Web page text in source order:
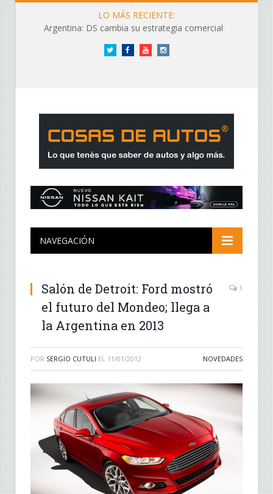
LO MÁS RECIENTE:
Argentina: DS cambia su estrategia comercial
Twitter FacebookYouTubeInstagram
NAVEGACIÓN
Salón de Detroit: Ford mostró
el futuro del Mondeo; llega a
la Argentina en 2013
1
POR SERGIO CUTULI EL 11/01/2012 NOVEDADES